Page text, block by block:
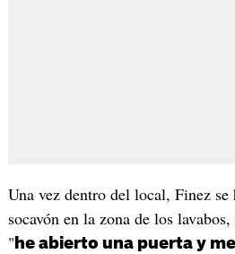
Una vez dentro del local, Finez se
socavón en la zona de los
" he abierto una puerta y